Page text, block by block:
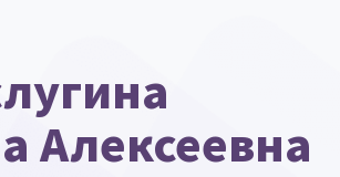
Алексеевна